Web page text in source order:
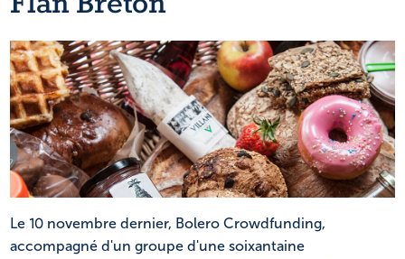
Se connecter
NL FR
Le 10 novembre dernier, Bolero Crowdfunding,
accompagné d'un groupe d'une soixantaine